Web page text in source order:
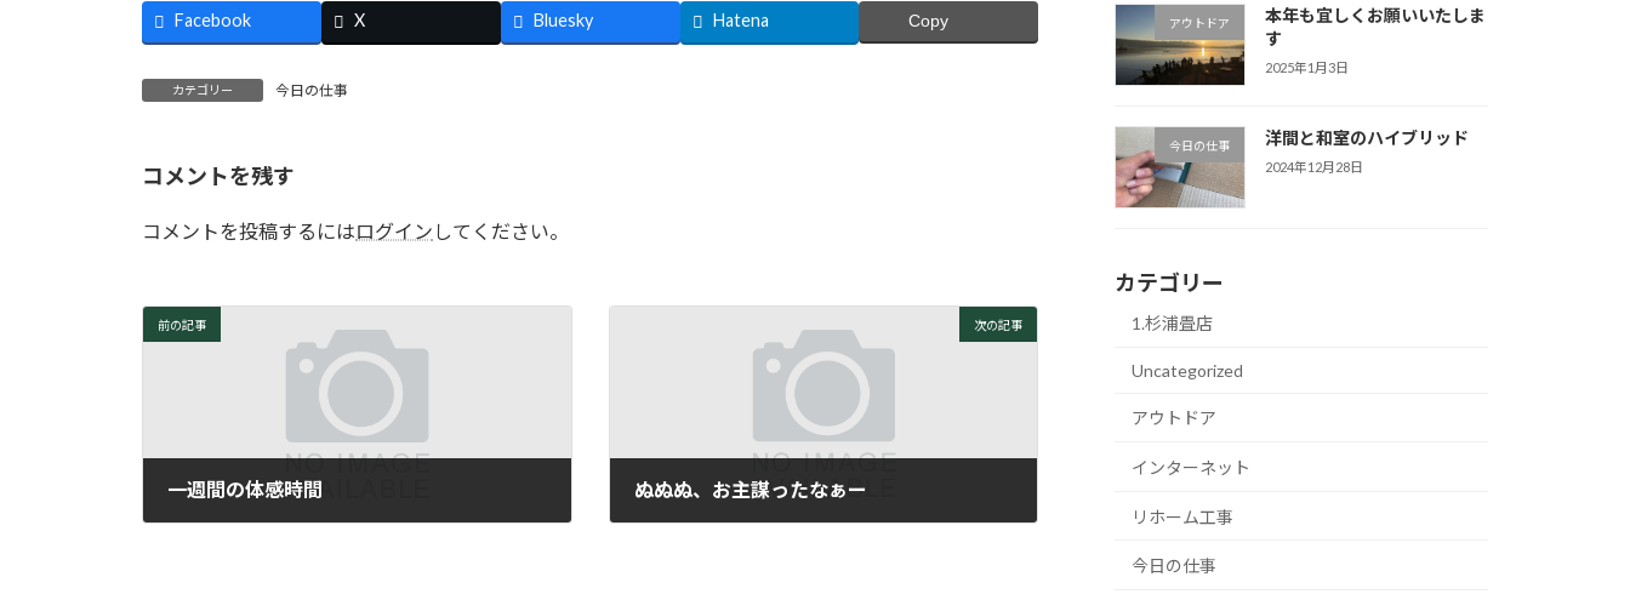
Facebook X Bluesky Hatena Copy
カテゴリー 今日の仕事
コメントを残す
コメントを投稿するにはログイン してください。
前の記事
一週間の体感時間
次の記事
ぬぬぬ、お主謀ったなぁー
アウトドア
本年も宜しくお願いいたしま
す
2025年1月3日
今日の仕事 洋間と和室のハイブリッド
2024年12月28日
カテゴリー
1.杉浦畳店
Uncategorized
アウトドア
インターネット
リホーム工事
今日の仕事